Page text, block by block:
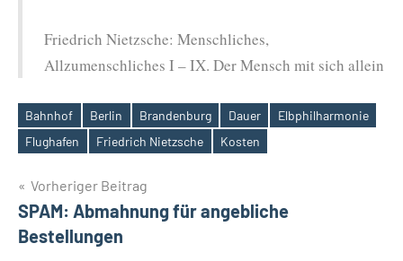
Friedrich Nietzsche: Menschliches,
Allzumenschliches I – IX. Der Mensch mit sich allein
Schlagwörter
Bahnhof Berlin Brandenburg Dauer
Elbphilharmonie
Flughafen
Friedrich Nietzsche Kosten
Beitragsnavigation
Vorheriger Beitrag
SPAM: Abmahnung für angebliche
Bestellungen